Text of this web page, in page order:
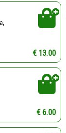
€ 13.00
€ 6.00